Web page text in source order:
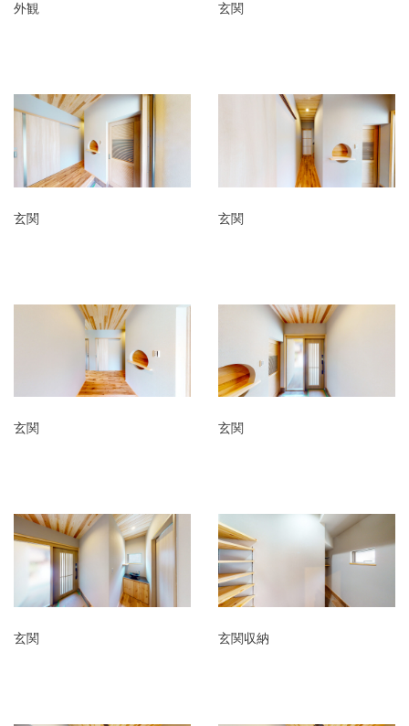
外観 玄関
玄関 玄関
玄関 玄関
玄関 玄関収納